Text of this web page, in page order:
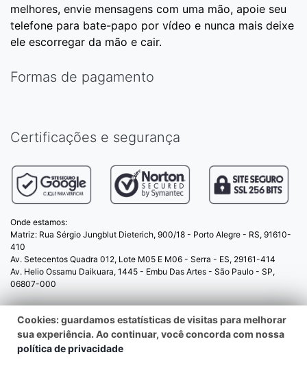
melhores, envie mensagens com uma mão, apoie seu
telefone para bate-papo por vídeo e nunca mais deixe
ele escorregar da mão e cair.
Formas de pagamento
Certificações e segurança
Onde estamos:
Matriz: Rua Sérgio Jungblut Dieterich, 900/18 - Porto Alegre - RS, 91610-
410
Av. Setecentos Quadra 012, Lote M05 E M06 - Serra - ES, 29161-414
Av. Helio Ossamu Daikuara, 1445 - Embu Das Artes - São Paulo - SP,
06807-000
© 2025 PopSockets.com.br - CNPJ:
06.051.394/0001-93 - Todos os direitos reservados
Cookies: guardamos estatísticas de visitas para melhorar
sua experiência. Ao continuar, você concorda com nossa
política de privacidade